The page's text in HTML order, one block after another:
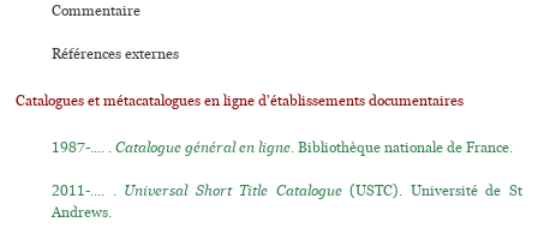
Commentaire
Références externes
Catalogues et métacatalogues en ligne d'établissements documentaires
1987-.... .Catalogue général en ligne. Bibliothèque nationale de France.
2011-.... . Universal Short Title Catalogue(USTC). Université de St
Andrews.